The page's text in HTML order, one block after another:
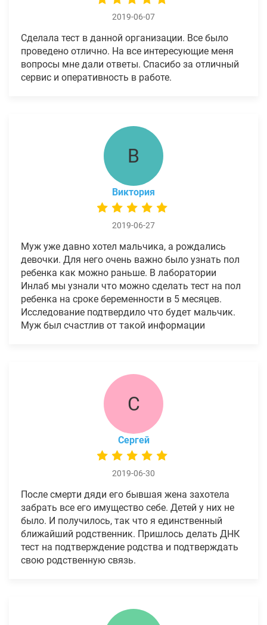
2019-06-07
Сделала тест в данной организации. Все было
проведено отлично. На все интересующие меня
вопросы мне дали ответы. Спасибо за отличный
сервис и оперативность в работе.
В
Виктория
2019-06-27
Муж уже давно хотел мальчика, а рождались
девочки. Для него очень важно было узнать пол
ребенка как можно раньше. В лаборатории
Инлаб мы узнали что можно сделать тест на пол
ребенка на сроке беременности в 5 месяцев.
Исследование подтвердило что будет мальчик.
Муж был счастлив от такой информации
С
Сергей
2019-06-30
После смерти дяди его бывшая жена захотела
забрать все его имущество себе. Детей у них не
было. И получилось, так что я единственный
ближайший родственник. Пришлось делать ДНК
тест на подтверждение родства и подтверждать
свою родственную связь.